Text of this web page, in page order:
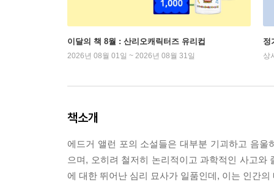
이달의 책 8월 : 산리오캐릭터즈 유리컵
2026년 08월 01일 ~ 2026년 08월 31일
정
상
책소개
에드거 앨런 포의 소설들은 대부분 기괴하고 음
으며, 오히려 철저히 논리적이고 과학적인 사고
에 대한 뛰어난 심리 묘사가 일품인데, 이는 인간